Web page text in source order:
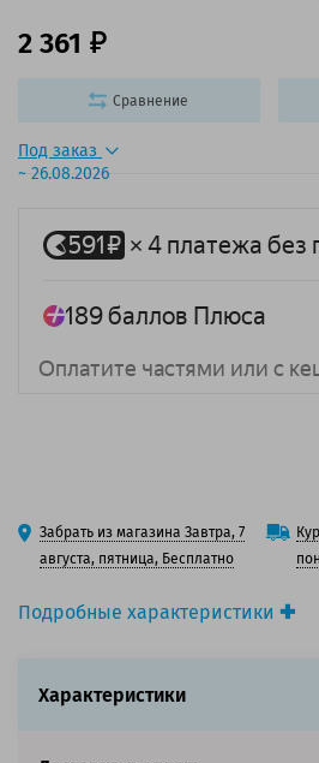
Подробные характеристики
Цвет:Черный
Под заказ
~ 26.08.2026
2 361
Забрать из магазина Завтра, 7
августа, пятница, Бесплатно
Сравнение
Характеристики